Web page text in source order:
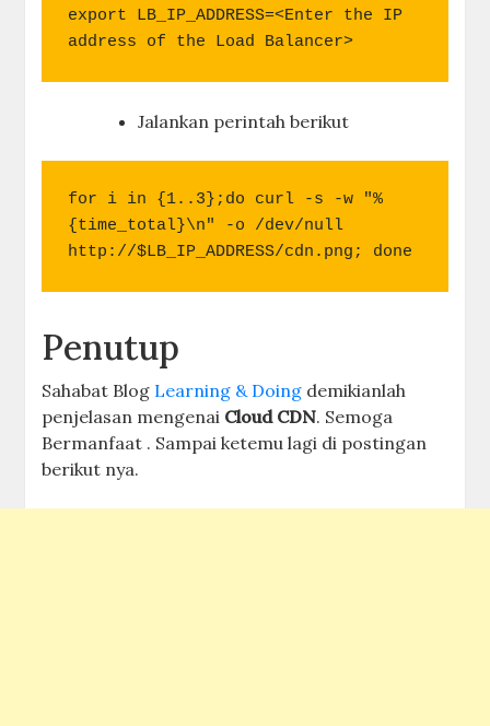
export LB_IP_ADDRESS=<Enter the IP
address of the Load Balancer>
Jalankan perintah berikut
for i in {1..3};do curl -s -w "%
{time_total}\n" -o /dev/null
http://$LB_IP_ADDRESS/cdn.png; done
Penutup
Sahabat Blog Learning & Doing demikianlah
penjelasan mengenai Cloud CDN. Semoga
Bermanfaat . Sampai ketemu lagi di postingan
berikut nya.